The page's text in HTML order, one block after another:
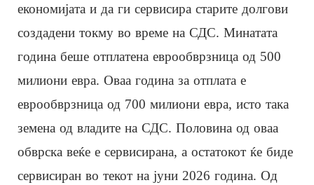
економијата и да ги сервисира старите долгови
создадени токму во време на СДС. Минатата
година беше отплатена еврообврзница од 500
милиони евра. Оваа година за отплата е
еврообврзница од 700 милиони евра, исто така
земена од владите на СДС. Половина од оваа
обврска веќе е сервисирана, а остатокот ќе биде
сервисиран во текот на јуни 2026 година. Од